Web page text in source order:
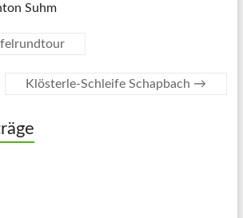
Suhm
Klösterle-Schleife Schapbach →